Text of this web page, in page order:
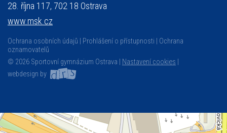
28. října 117, 702 18 Ostrava
www.msk.cz
Ochrana osobních údajů Prohlášení o přístupnosti
Ochrana
oznamovatelů
© 2026 Sportovní gymnázium Ostrava |
Nastavení cookies
webdesign by